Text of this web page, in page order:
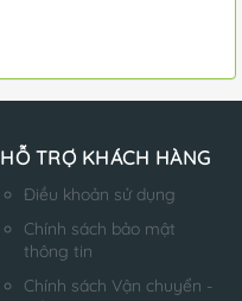
HỖ TRỢ KHÁCH HÀNG
Điều khoản sử dụng
Chính sách bảo mật
thông tin
Chính sách Vận chuyển -